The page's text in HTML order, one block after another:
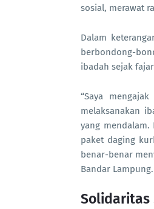
sosial, merawat
Dalam
berbondong-
ibadah sejak
“Saya
melaksanakan
yang
paket daging
benar-benar
Bandar Lampung.
Solidaritas